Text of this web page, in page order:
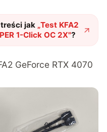
jak „Test KFA2
1-Click OC 2X"?
GeForce RTX 4070